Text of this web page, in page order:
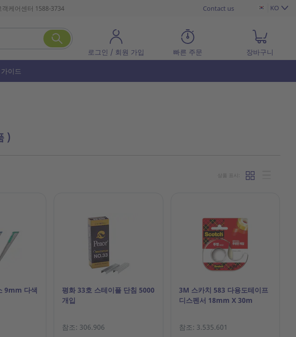
객케어센터 1588-3734 Contact us KO
로그인 / 회원 가입 빠른 주문 장바구니
이드
)
상품 표시:
9mm 다색
평화 33호 스테이플 단침 5000
개입
참조: 306.906
3M 스카치 583 다용도테이프
디스펜서 18mm X 30m
참조: 3.535.601